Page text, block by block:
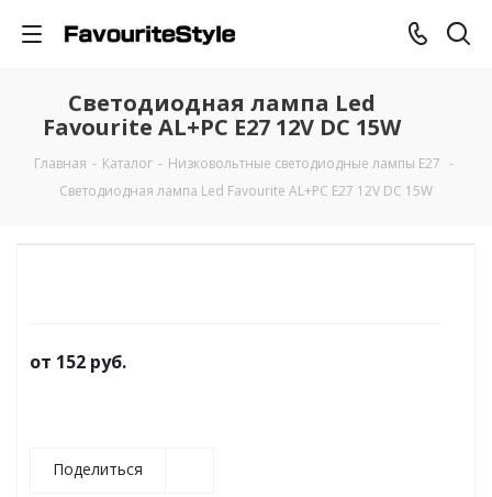
Светодиодная лампа Led
Favourite AL+PC E27 12V DC 15W
Главная - Каталог - Низковольтные светодиодные лампы E27 -
Светодиодная лампа Led Favourite AL+PC E27 12V DC 15W
от 152 руб.
Поделиться